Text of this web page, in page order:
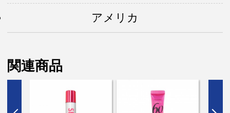
アメリカ
関連商品